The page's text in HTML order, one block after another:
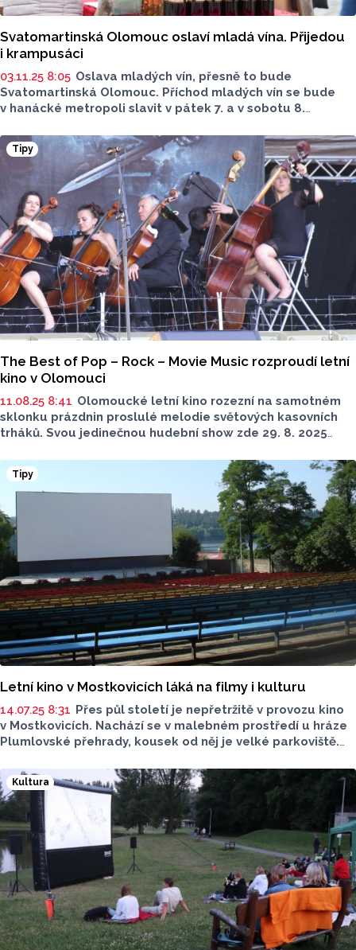
Svatomartinská Olomouc oslaví mladá vína. Přijedou
i krampusáci
03.11.25 8:05 Oslava mladých vín, přesně to bude
Svatomartinská Olomouc. Příchod mladých vín se bude
v hanácké metropoli slavit v pátek 7. a v sobotu 8.
ale také jídla a dalších pochutin nebo nápojů.
Tipy
The Best of Pop – Rock – Movie Music rozproudí letní
kino v Olomouci
11.08.25 8:41 Olomoucké letní kino rozezní na samotném
sklonku prázdnin proslulé melodie světových kasovních
trháků. Svou jedinečnou hudební show zde 29. 8. 2025
Orchestra Prague v čele s šéfdirigentem Martinem
Šandou.
Tipy
Letní kino v Mostkovicích láká na filmy i kulturu
14.07.25 8:31 Přes půl století je nepřetržitě v provozu kino
v Mostkovicích. Nachází se v malebném prostředí u hráze
Plumlovské přehrady, kousek od něj je velké parkoviště.
na filmy, ale také kulturní akce.
Kultura